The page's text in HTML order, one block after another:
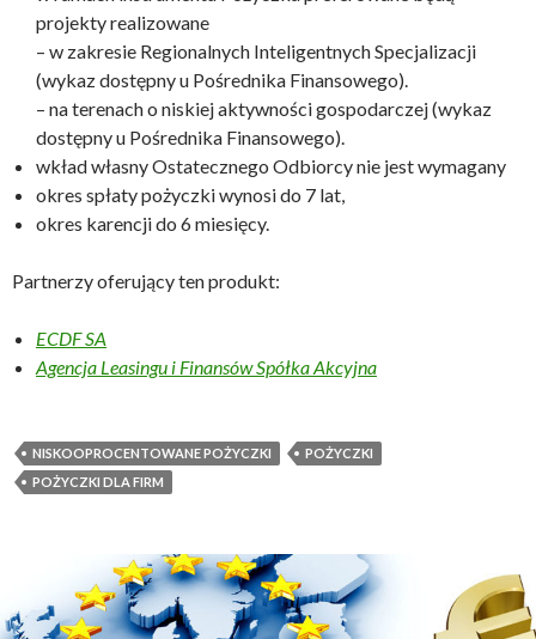
projekty realizowane
– w zakresie Regionalnych Inteligentnych Specjalizacji
(wykaz dostępny u Pośrednika Finansowego).
– na terenach o niskiej aktywności gospodarczej (wykaz
dostępny u Pośrednika Finansowego).
wkład własny Ostatecznego Odbiorcy nie jest wymagany
okres spłaty pożyczki wynosi do 7 lat,
okres karencji do 6 miesięcy.
Partnerzy oferujący ten produkt:
ECDF SA
Agencja Leasingu i Finansów Spółka Akcyjna
NISKOOPROCENTOWANE POŻYCZKI
POŻYCZKI
POŻYCZKI DLA FIRM